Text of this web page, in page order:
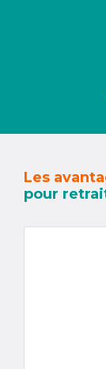
Les
pour